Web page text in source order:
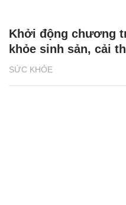
SỨC KHỎE
Khởi động chương
khỏe sinh sản, cải